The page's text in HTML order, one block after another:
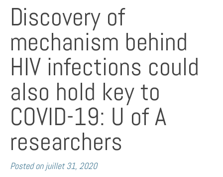
Discovery of
mechanism behind
HIV infections could
also hold key to
COVID-19: U of A
researchers
Posted on juillet 31, 2020